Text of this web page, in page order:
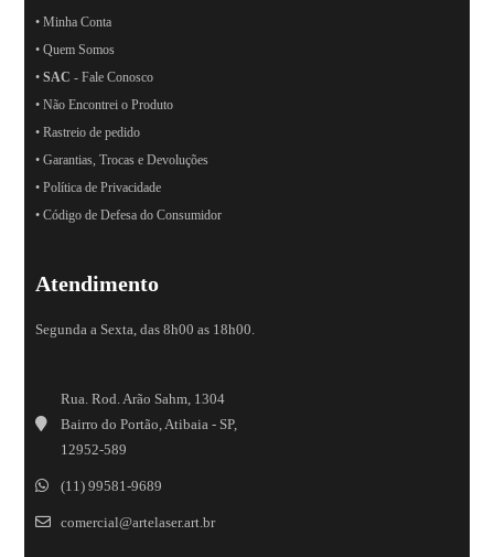
• Minha Conta
• Quem Somos
•SAC - Fale Conosco
• Não Encontrei o Produto
• Rastreio de pedido
• Garantias, Trocas e Devoluções
• Política de Privacidade
• Código de Defesa do Consumidor
Atendimento
Segunda a Sexta, das 8h00 as 18h00.
Rua. Rod. Arão Sahm, 1304
Bairro do Portão, Atibaia - SP,
12952-589
(11) 99581-9689
comercial@artelaser.art.br